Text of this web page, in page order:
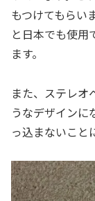
もつけてもらい
と日本でも使用
ます。
また、ステレオ
うなデザインに
っ込まないこと